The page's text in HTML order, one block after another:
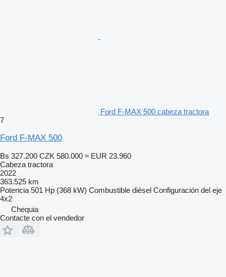
Ford F-MAX 500 cabeza tractora
7
Ford F-MAX 500
Bs 327.200 CZK 580.000 ≈ EUR 23.960
Cabeza tractora
2022
363.525 km
Potencia 501 Hp (368 kW) Combustible diésel Configuración del eje
4x2
Chequia
Contacte con el vendedor